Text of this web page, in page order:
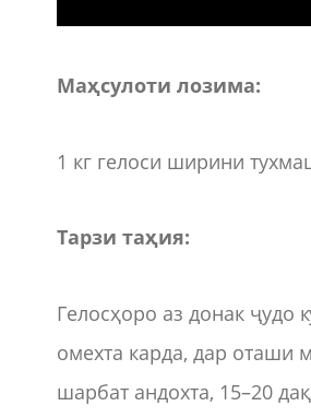
Маҳсулоти лозима:
1 кг гелоси ширини
Тарзи таҳия:
Гелосҳоро аз донак
омехта карда, дар оташи
шарбат андохта, 15–20